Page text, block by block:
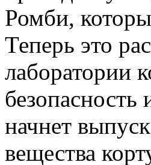
Ромби,
Теперь это
лаборатории
начнет
вещества